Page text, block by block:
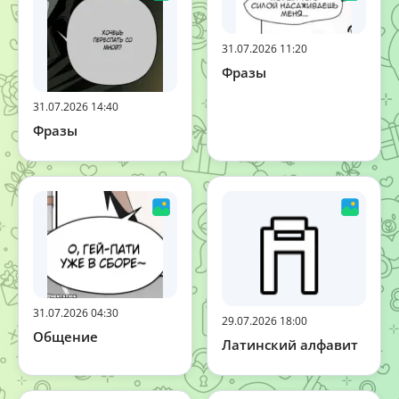
31.07.2026 14:40
Фразы
31.07.2026 11:20
Фразы
31.07.2026 04:30
Общение
29.07.2026 18:00
Латинский алфавит